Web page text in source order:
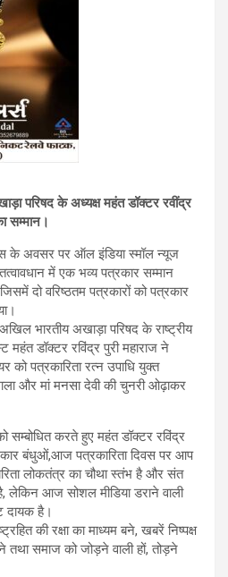
परिषद के अध्यक्ष महंत डॉक्टर रवींद्र
सम्मान।
के अवसर पर ऑल इंडिया स्मॉल न्यूज
में एक भव्य पत्रकार सम्मान
दो वरिष्ठतम पत्रकारों को पत्रकार
भारतीय अखाड़ा परिषद के राष्ट्रीय
महंत डॉक्टर रविंद्र पुरी महाराज ने
पत्रकारिता रत्न उपाधि युक्त
और मां मनसा देवी की चुनरी ओढ़ाकर
सम्बोधित करते हुए महंत डॉक्टर रविंद्र
बंधुओं,आज पत्रकारिता दिवस पर आप
लोकतंत्र का चौथा स्तंभ है और संत
लेकिन आज सोशल मीडिया डराने वाली
दायक है।
की रक्षा का माध्यम बने, खबरें निष्पक्ष
समाज को जोड़ने वाली हों, तोड़ने